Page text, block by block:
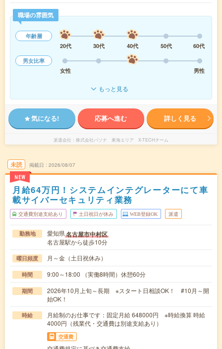
職場の雰囲気
年齢層
20代
30代 40代 50代
60代
男女比率
女性
男性
もっと見る
気になる! 応募へ進む 詳しく見る
派遣会社 株式会社パソナ 東海エリア X-TECHチーム
未読
NEW
掲載日 2026/08/07
月給64万円！システムインテグレーターにて車
載サイバーセキュリティ業務
交通費別途支給あり 土日祝日が休み WEB登録OK 派遣
勤務地 愛知県名古屋市中村区
名古屋駅から徒歩10分
曜日頻度 月～金（土日祝休み）
時間 9:00～18:00 （実働8時間）休憩60分
期間
2026年10月上旬～長期 ※スタート日相談OK！ #10月～開
始OK！
時給
月給制のお仕事です：固定月給 648000円 ※時給換算 時給
4000円（残業代・交通費は別途支給あり）
交通費